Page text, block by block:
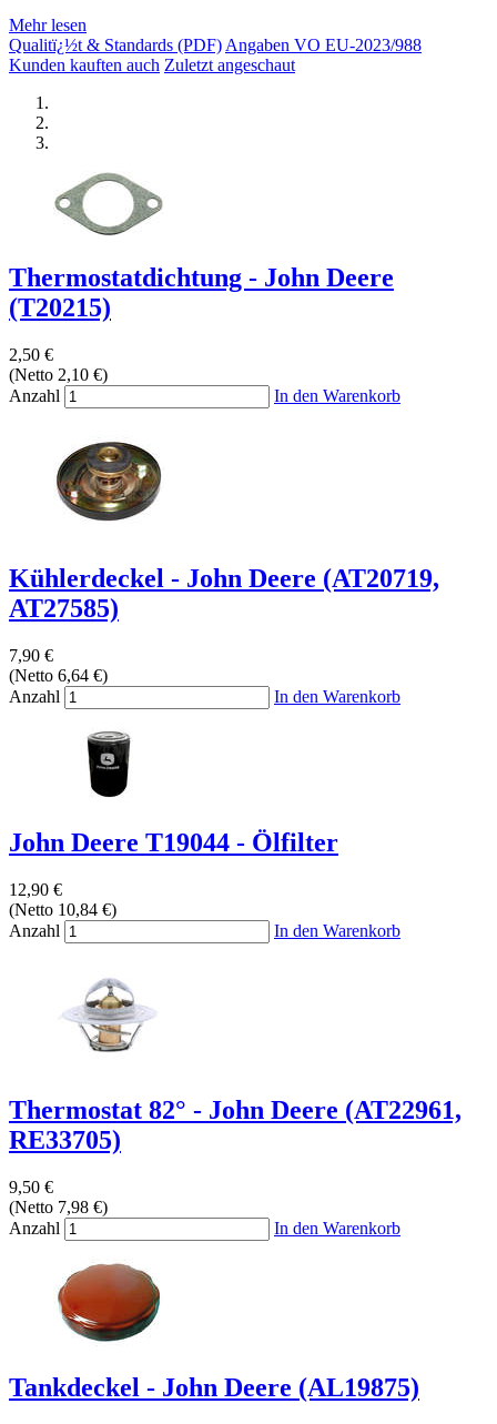
Mehr lesen
Qualitï¿½t & Standards (PDF)Angaben VO EU-2023/988
Kunden kauften auch Zuletzt angeschaut
Thermostatdichtung - John Deere
(T20215)
2,50 €
(Netto 2,10 €)
Anzahl
In den Warenkorb
Kühlerdeckel - John Deere (AT20719,
AT27585)
7,90 €
(Netto 6,64 €)
Anzahl
In den Warenkorb
John Deere T19044 - Ölfilter
12,90 €
(Netto 10,84 €)
Anzahl
In den Warenkorb
Thermostat 82° - John Deere (AT22961,
RE33705)
9,50 €
(Netto 7,98 €)
Anzahl
In den Warenkorb
Tankdeckel - John Deere (AL19875)